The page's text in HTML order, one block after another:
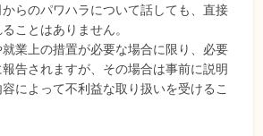
らのパワハラについて話しても、直接
ことはありません。
業上の措置が必要な場合に限り、必要
告されますが、その場合は事前に説明
によって不利益な取り扱いを受けるこ